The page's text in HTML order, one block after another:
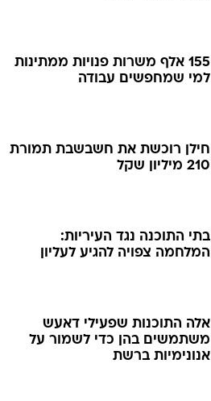
155 אלף משרות פנויות ממתינות
למי שמחפשים עבודה
חילן רוכשת את חשבשבת תמורת
210 מיליון שקל
בתי התוכנה נגד העיריות:
המלחמה צפויה להגיע לעליון
אלה התוכנות שפעילי דאעש
משתמשים בהן כדי לשמור על
אנונימיות ברשת